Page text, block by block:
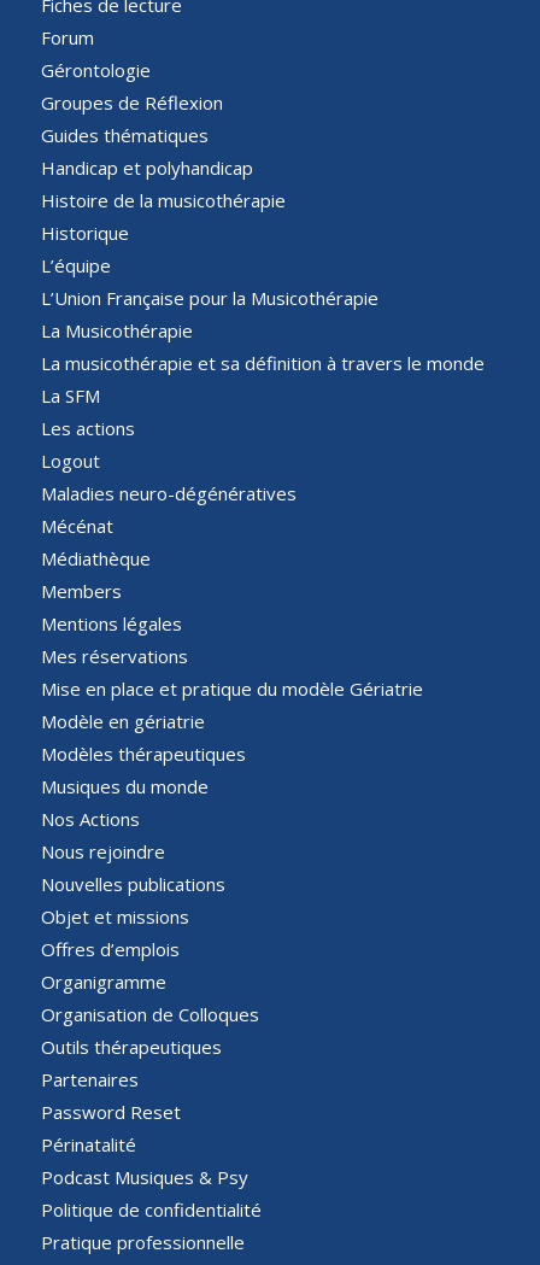
Forum
Gérontologie
Groupes de Réflexion
Guides thématiques
Handicap et polyhandicap
Histoire de la musicothérapie
Historique
L’équipe
L’Union Française pour la Musicothérapie
La Musicothérapie
La musicothérapie et sa définition à travers le monde
La SFM
Les actions
Logout
Maladies neuro-dégénératives
Mécénat
Médiathèque
Members
Mentions légales
Mes réservations
Mise en place et pratique du modèle Gériatrie
Modèle en gériatrie
Modèles thérapeutiques
Musiques du monde
Nos Actions
Nous rejoindre
Nouvelles publications
Objet et missions
Offres d’emplois
Organigramme
Organisation de Colloques
Outils thérapeutiques
Partenaires
Password Reset
Périnatalité
Podcast Musiques & Psy
Politique de confidentialité
Pratique professionnelle